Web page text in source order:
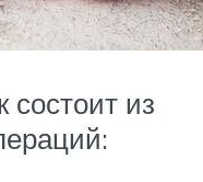
состоит из